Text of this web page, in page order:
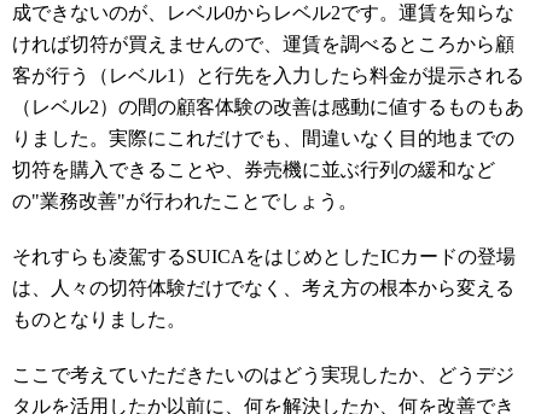
成できないのが、レベル0からレベル2です。運賃を知らな
ければ切符が買えませんので、運賃を調べるところから顧
客が行う（レベル1）と行先を入力したら料金が提示される
（レベル2）の間の顧客体験の改善は感動に値するものもあ
りました。実際にこれだけでも、間違いなく目的地までの
切符を購入できることや、券売機に並ぶ行列の緩和など
の"業務改善"が行われたことでしょう。
それすらも凌駕するSUICAをはじめとしたICカードの登場
は、人々の切符体験だけでなく、考え方の根本から変える
ものとなりました。
ここで考えていただきたいのはどう実現したか、どうデジ
タルを活用したか以前に、何を解決したか、何を改善でき